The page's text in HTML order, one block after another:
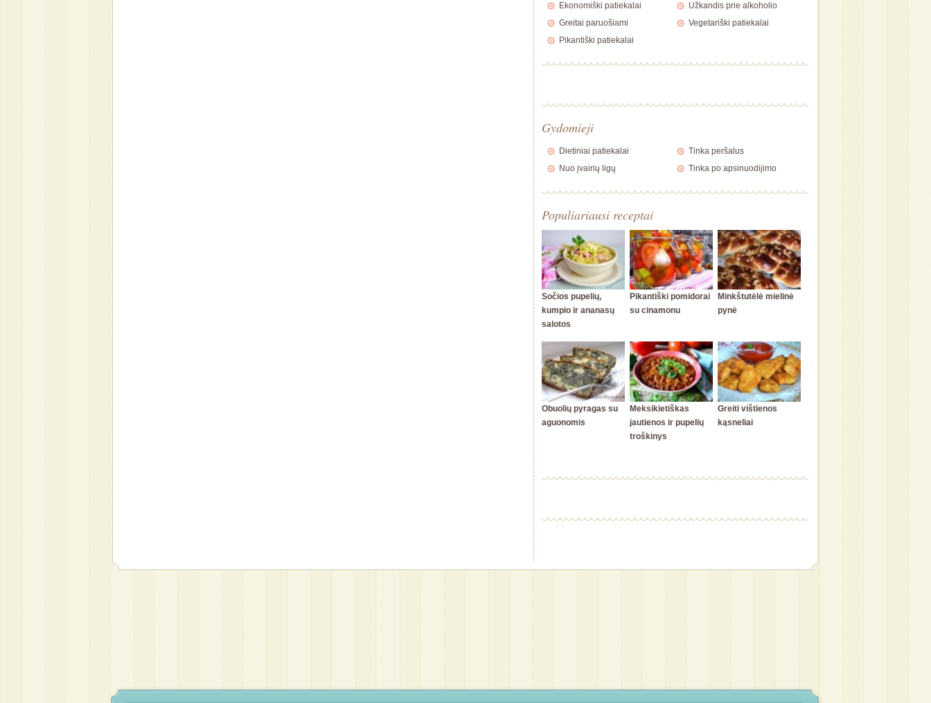
Ekonomiški patiekalai
Greitai paruošiami
Pikantiški patiekalai
Užkandis prie alkoholio
Vegetariški patiekalai
Gydomieji
Dietiniai patiekalai
Nuo įvairių ligų
Tinka peršalus
Tinka po apsinuodijimo
Populiariausi receptai
Sočios pupelių,
kumpio ir ananasų
salotos
Pikantiški pomidorai
su cinamonu
Minkštutėlė mielinė
pynė
Obuolių pyragas su
aguonomis
Meksikietiškas
jautienos ir pupelių
troškinys
Greiti vištienos
kąsneliai